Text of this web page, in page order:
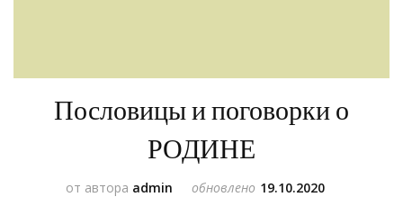
Пословицы и поговорки о
РОДИНЕ
от автора admin обновлено 19.10.2020